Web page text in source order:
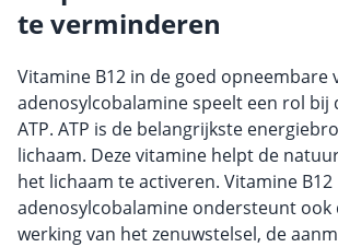
te verminderen
Vitamine B12 in de goed opneembare
adenosylcobalamine speelt een rol bij
ATP. ATP is de belangrijkste
lichaam. Deze vitamine helpt de
het lichaam te activeren. Vitamine B12
adenosylcobalamine ondersteunt ook
werking van het zenuwstelsel, de